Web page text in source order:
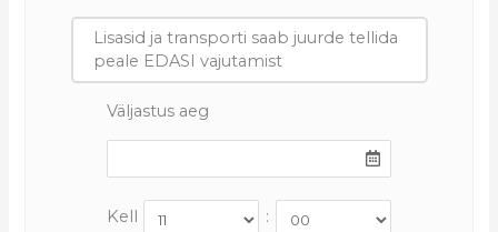
Lisasid ja transporti saab juurde tellida
peale EDASI vajutamist
Väljastus aeg
Kell :